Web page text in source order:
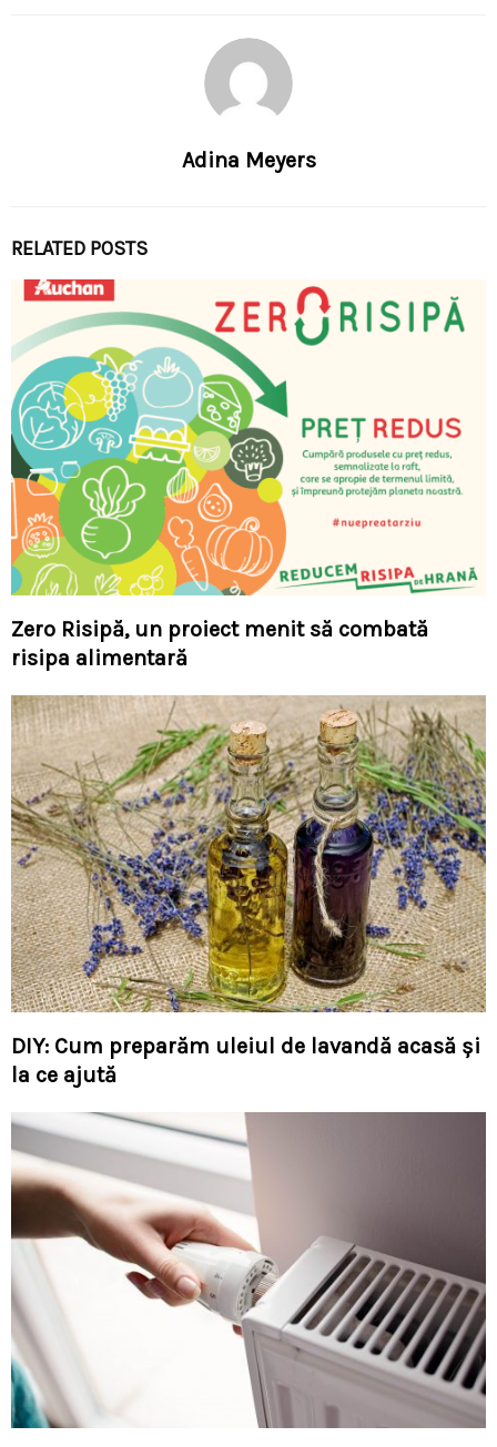
Adina Meyers
RELATED POSTS
Zero Risipă, un proiect menit să combată
risipa alimentară
DIY: Cum preparăm uleiul de lavandă acasă și
la ce ajută